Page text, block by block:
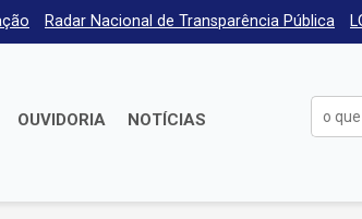
Radar Nacional de Transparência Pública
OUVIDORIA NOTÍCIAS